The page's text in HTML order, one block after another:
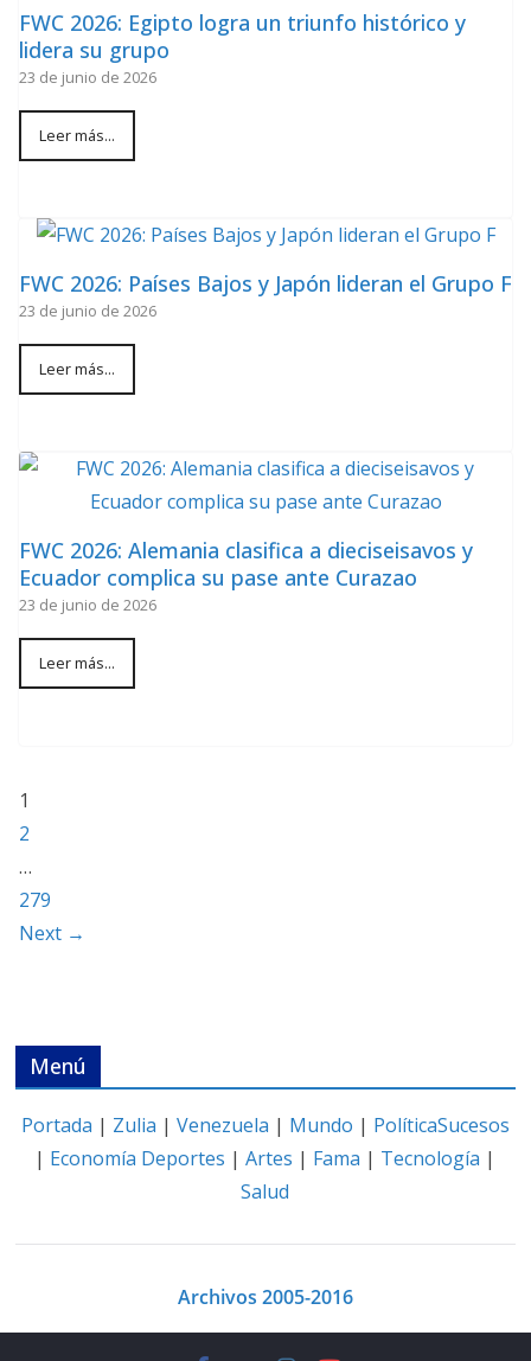
FWC 2026: Egipto logra un triunfo histórico y
lidera su grupo
23 de junio de 2026
Leer más...
FWC 2026: Países Bajos y Japón lideran el Grupo F
23 de junio de 2026
Leer más...
FWC 2026: Alemania clasifica a dieciseisavos y
Ecuador complica su pase ante Curazao
23 de junio de 2026
Leer más...
1
2
…
279
Next →
Menú
Portada | Zulia | Venezuela | Mundo | PolíticaSucesos
| Economía Deportes |Artes | Fama | Tecnología |
Salud
Archivos 2005-2016